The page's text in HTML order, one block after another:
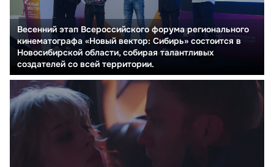
Весенний этап Всероссийского форума регионального
кинематографа «Новый вектор: Сибирь» состоится в
Новосибирской области, собирая талантливых
создателей со всей территории.